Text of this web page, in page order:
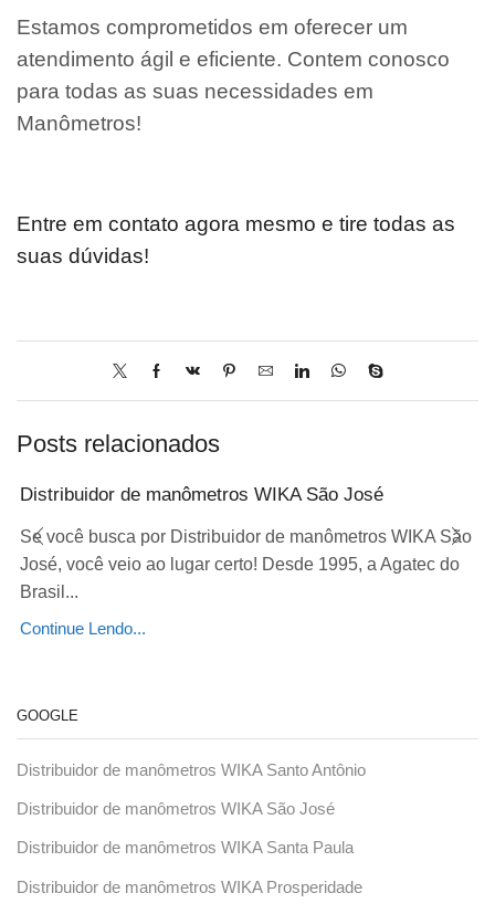
Estamos comprometidos em oferecer um
atendimento ágil e eficiente. Contem conosco
para todas as suas necessidades em
Manômetros!
Entre em contato agora mesmo e tire todas as
suas dúvidas!
Posts relacionados
Distribuidor de manômetros WIKA São José
Se você busca por Distribuidor de manômetros WIKA São
José, você veio ao lugar certo! Desde 1995, a Agatec do
Brasil...
Continue Lendo...
GOOGLE
Distribuidor de manômetros WIKA Santo Antônio
Distribuidor de manômetros WIKA São José
Distribuidor de manômetros WIKA Santa Paula
Distribuidor de manômetros WIKA Prosperidade